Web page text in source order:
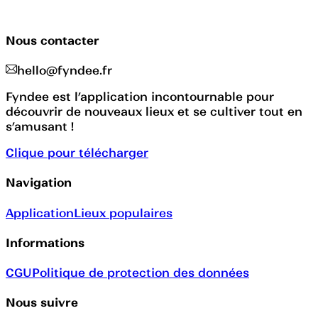
Nous contacter
hello@fyndee.fr
Fyndee est l’application incontournable pour
découvrir de nouveaux lieux et se cultiver tout en
s’amusant !
Clique pour télécharger
Navigation
ApplicationLieux populaires
Informations
CGUPolitique de protection des données
Nous suivre